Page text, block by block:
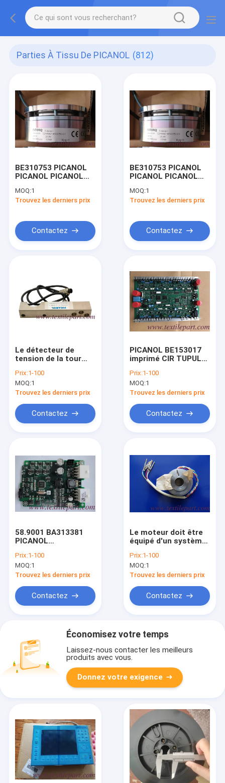
Parties À Tissu De PICANOL (812)
BE310753 PICANOL
PICANOL PICANOL
PICANOL pièces
détachées de
MOQ:1
Trouvez les derniers prix
Contactez
BE310753 PICANOL
PICANOL PICANOL
PICANOL pièces
détachées de
MOQ:1
Trouvez les derniers prix
Contactez
Le détecteur de
tension de la tour
Prix:1-100
MOQ:1
Trouvez les derniers prix
Contactez
PICANOL BE153017
imprimé CIR TUPULO-
Prix:1-100
MOQ:1
Trouvez les derniers prix
Contactez
58.9001 BA313381
PICANOL
Prix:1-100
MOQ:1
Trouvez les derniers prix
Contactez
Le moteur doit être
équipé d'un système
pollution
atmosphérique.
Prix:1-100
MOQ:1
Trouvez les derniers prix
Contactez
Économisez votre temps
Laissez-nous contacter les meilleurs
produits avec vous.
Donnez votre exigence